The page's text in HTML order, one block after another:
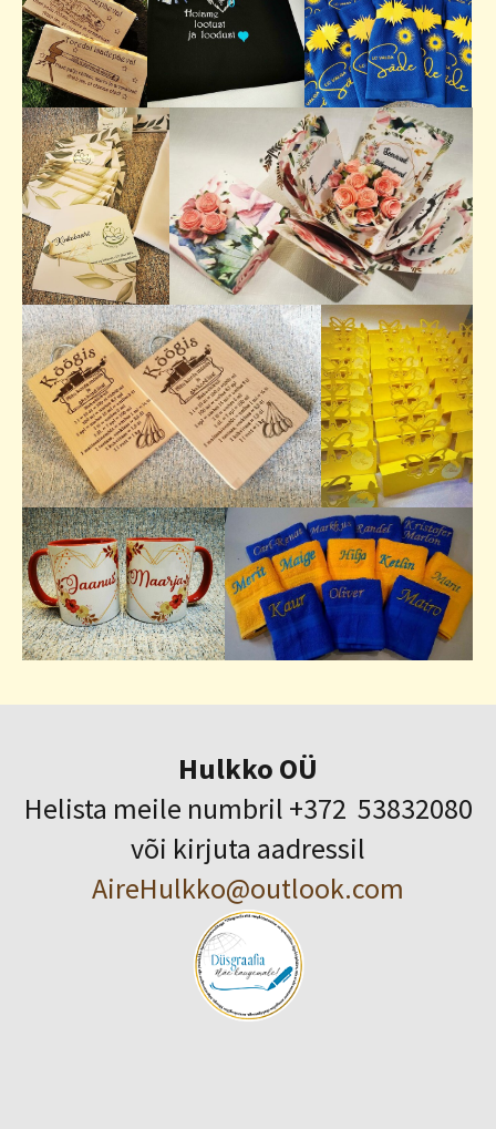
Hulkko OÜ
Helista meile numbril +372 53832080
või kirjuta aadressil
AireHulkko@outlook.com